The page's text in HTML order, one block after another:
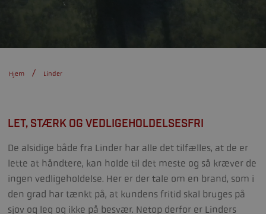
Hjem Linder
LET, STÆRK OG VEDLIGEHOLDELSESFRI
De alsidige både fra Linder har alle det tilfælles, at de er
lette at håndtere, kan holde til det meste og så kræver de
ingen vedligeholdelse. Her er der tale om en brand, som i
den grad har tænkt på, at kundens fritid skal bruges på
sjov og leg og ikke på besvær. Netop derfor er Linders